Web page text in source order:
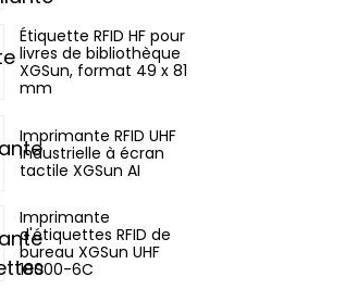
Étiquette RFID HF pour
livres de bibliothèque
XGSun, format 49 x 81
mm
Imprimante RFID UHF
industrielle à écran
tactile XGSun AI
Imprimante
d'étiquettes RFID de
bureau XGSun UHF
18000-6C